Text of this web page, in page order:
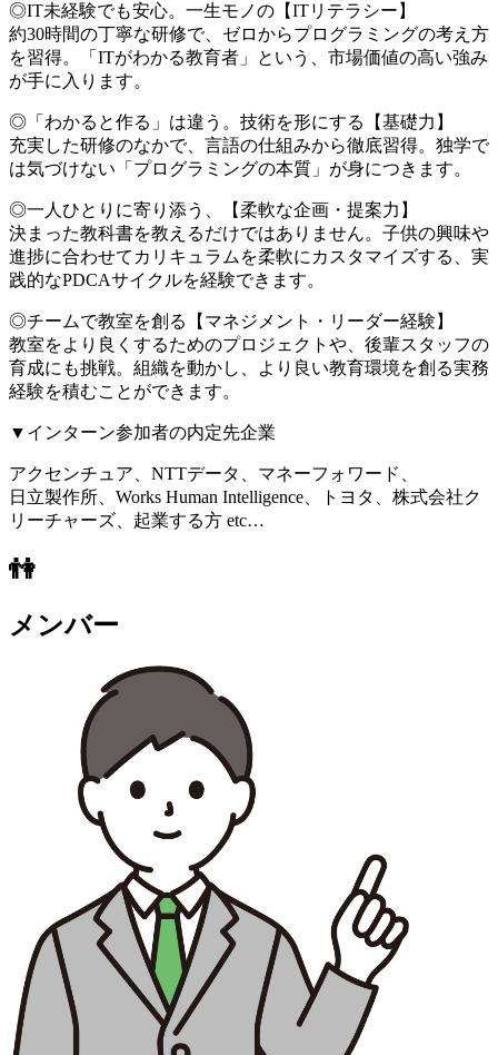
◎IT未経験でも安心。一生モノの【ITリテラシー】
約30時間の丁寧な研修で、ゼロからプログラミングの考え方
を習得。「ITがわかる教育者」という、市場価値の高い強み
が手に入ります。
◎「わかると作る」は違う。技術を形にする【基礎力】
充実した研修のなかで、言語の仕組みから徹底習得。独学で
は気づけない「プログラミングの本質」が身につきます。
◎一人ひとりに寄り添う、【柔軟な企画・提案力】
決まった教科書を教えるだけではありません。子供の興味や
進捗に合わせてカリキュラムを柔軟にカスタマイズする、実
践的なPDCAサイクルを経験できます。
◎チームで教室を創る【マネジメント・リーダー経験】
教室をより良くするためのプロジェクトや、後輩スタッフの
育成にも挑戦。組織を動かし、より良い教育環境を創る実務
経験を積むことができます。
▼インターン参加者の内定先企業
アクセンチュア、NTTデータ、マネーフォワード、
日立製作所、Works Human Intelligence、トヨタ、株式会社ク
リーチャーズ、起業する方 etc…
👫
メンバー